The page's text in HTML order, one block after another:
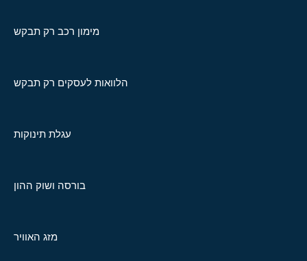
מימון רכב רק תבקש
הלוואות לעסקים רק תבקש
עגלת תינוקות
בורסה ושוק ההון
מזג האוויר